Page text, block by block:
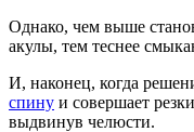
Однако, чем выше
акулы, тем теснее
И, наконец, когда
спину и совершает
выдвинув челюсти.